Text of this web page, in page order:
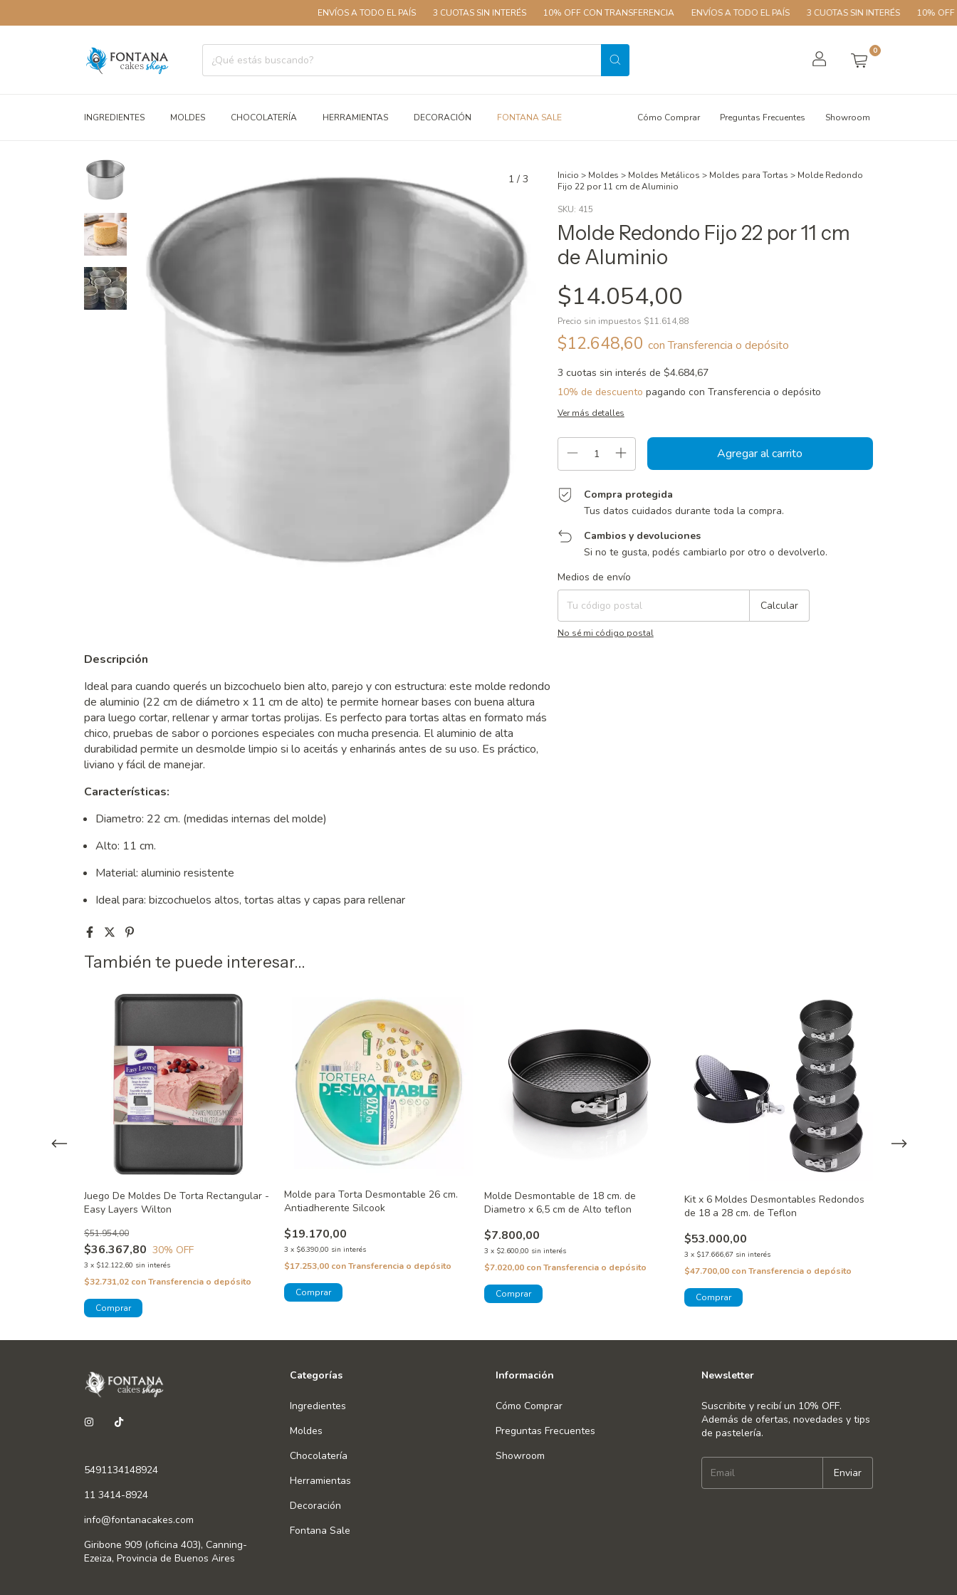
ENVÍOS A TODO EL PAÍS 3 CUOTAS SIN INTERÉS 10% OFF CON TRANSFERENCIA ENVÍOS A TODO EL PAÍS 3 CUOTAS SIN INTERÉS 10% OFF CON
0
INGREDIENTES MOLDES CHOCOLATERÍA HERRAMIENTAS DECORACIÓN FONTANA SALE Cómo Comprar Preguntas Frecuentes Showroom
1 / 3 Inicio > Moldes > Moldes Metálicos > Moldes para Tortas > Molde Redondo
Fijo 22 por 11 cm de Aluminio
SKU: 415
Molde Redondo Fijo 22 por 11 cm
de Aluminio
$14.054,00
Precio sin impuestos $11.614,88
$12.648,60 con Transferencia o depósito
3 cuotas sin interés de $4.684,67
10% de descuento pagando con Transferencia o depósito
Ver más detalles
Compra protegida
Tus datos cuidados durante toda la compra.
Cambios y devoluciones
Si no te gusta, podés cambiarlo por otro o devolverlo.
Entregas para el CP:
Medios de envío
Calcular
No sé mi código postal
Descripción
Ideal para cuando querés un bizcochuelo bien alto, parejo y con estructura: este molde redondo
de aluminio (22 cm de diámetro x 11 cm de alto) te permite hornear bases con buena altura
para luego cortar, rellenar y armar tortas prolijas. Es perfecto para tortas altas en formato más
chico, pruebas de sabor o porciones especiales con mucha presencia. El aluminio de alta
durabilidad permite un desmolde limpio si lo aceitás y enharinás antes de su uso. Es práctico,
liviano y fácil de manejar.
Características:
Diametro: 22 cm. (medidas internas del molde)
Alto: 11 cm.
Material: aluminio resistente
Ideal para: bizcochuelos altos, tortas altas y capas para rellenar
También te puede interesar...
Juego De Moldes De Torta Rectangular -
Easy Layers Wilton
$36.367,80
$51.954,00
30% OFF
3 x $12.122,60 sin interés
$32.731,02 conTransferencia o depósito
Molde para Torta Desmontable 26 cm.
Antiadherente Silcook
$19.170,00
3 x $6.390,00 sin interés
$17.253,00 conTransferencia o depósito
Molde Desmontable de 18 cm. de
Diametro x 6,5 cm de Alto teflon
$7.800,00
3 x $2.600,00 sin interés
$7.020,00 conTransferencia o depósito
Kit x 6 Moldes Desmontables Redondos
de 18 a 28 cm. de Teflon
$53.000,00
3 x $17.666,67 sin interés
$47.700,00 conTransferencia o depósito
5491134148924
11 3414-8924
info@fontanacakes.com
Giribone 909 (oficina 403), Canning-
Ezeiza, Provincia de Buenos Aires
Categorías
Ingredientes
Moldes
Chocolatería
Herramientas
Decoración
Fontana Sale
Información
Cómo Comprar
Preguntas Frecuentes
Showroom
Newsletter
Suscribite y recibí un 10% OFF.
Además de ofertas, novedades y tips
de pastelería.